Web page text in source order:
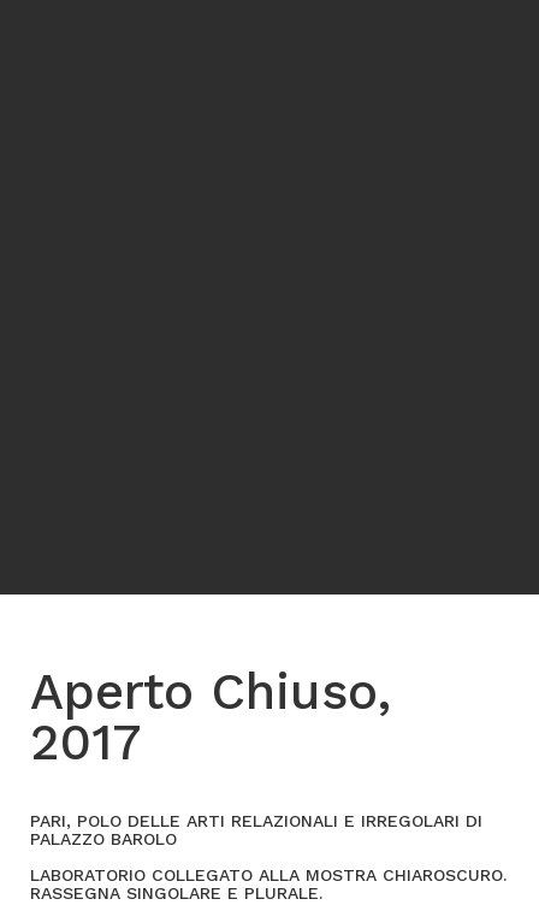
Aperto Chiuso,
2017
PARI, POLO DELLE ARTI RELAZIONALI E IRREGOLARI DI
PALAZZO BAROLO
LABORATORIO COLLEGATO ALLA MOSTRA CHIAROSCURO.
RASSEGNA SINGOLARE E PLURALE.